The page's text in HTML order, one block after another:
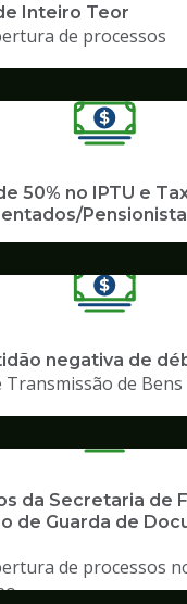
Inteiro Teor
de processos
50% no IPTU e
negativa de
de Bens
da Secretaria de
de Guarda de
de processos